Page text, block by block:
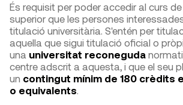
És requisit per poder accedir al curs
superior que les persones
titulació universitària. S'entén per
aquella que sigui titulació oficial o
una universitat reconeguda
centre adscrit a aquesta, i que el seu
un contingut mínim de 180 crèdits
o equivalents.